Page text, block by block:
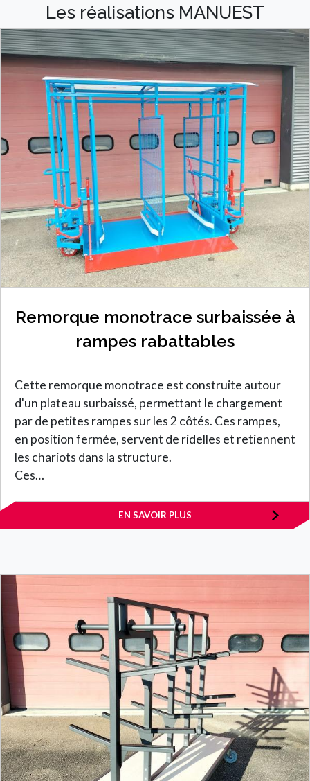
Les réalisations MANUEST
Remorque monotrace surbaissée à
rampes rabattables
Cette remorque monotrace est construite autour
d'un plateau surbaissé, permettant le chargement
par de petites rampes sur les 2 côtés. Ces rampes,
en position fermée, servent de ridelles et retiennent
les chariots dans la structure.
Ces…
EN SAVOIR PLUS